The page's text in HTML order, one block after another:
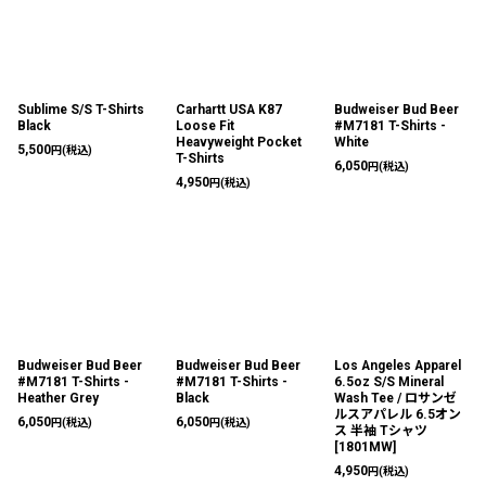
Sublime S/S T-Shirts
Black
5,500円(税込)
Carhartt USA K87
Loose Fit
Heavyweight Pocket
T-Shirts
4,950円(税込)
Budweiser Bud Beer
#M7181 T-Shirts -
White
6,050円(税込)
Budweiser Bud Beer
#M7181 T-Shirts -
Heather Grey
6,050円(税込)
Budweiser Bud Beer
#M7181 T-Shirts -
Black
6,050円(税込)
Los Angeles Apparel
6.5oz S/S Mineral
Wash Tee / ロサンゼ
ルスアパレル 6.5オン
ス 半袖 Tシャツ
[1801MW]
4,950円(税込)